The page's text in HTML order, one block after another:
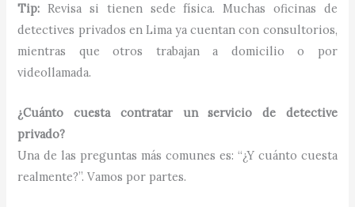
Tip: Revisa si tienen sede física. Muchas oficinas de
detectives privados en Lima ya cuentan con consultorios,
mientras que otros trabajan a domicilio o por
videollamada.
¿Cuánto cuesta contratar un servicio de detective
privado?
Una de las preguntas más comunes es: “¿Y cuánto cuesta
realmente?”. Vamos por partes.